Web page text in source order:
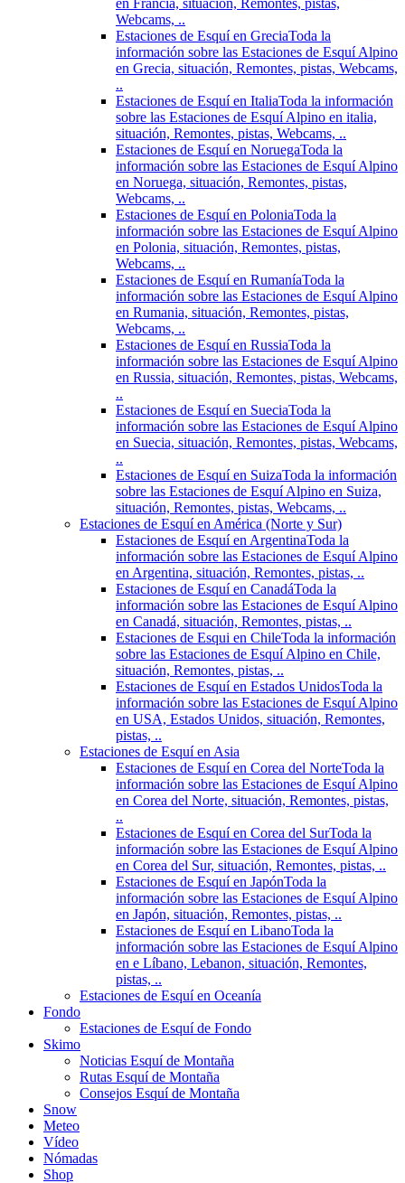
en Francia, situación, Remontes, pistas,
Webcams, ..
Estaciones de Esquí en GreciaToda la
información sobre las Estaciones de Esquí Alpino
en Grecia, situación, Remontes, pistas, Webcams,
..
Estaciones de Esquí en ItaliaToda la información
sobre las Estaciones de Esquí Alpino en italia,
situación, Remontes, pistas, Webcams, ..
Estaciones de Esquí en NoruegaToda la
información sobre las Estaciones de Esquí Alpino
en Noruega, situación, Remontes, pistas,
Webcams, ..
Estaciones de Esquí en PoloniaToda la
información sobre las Estaciones de Esquí Alpino
en Polonia, situación, Remontes, pistas,
Webcams, ..
Estaciones de Esquí en RumaníaToda la
información sobre las Estaciones de Esquí Alpino
en Rumania, situación, Remontes, pistas,
Webcams, ..
Estaciones de Esquí en RussiaToda la
información sobre las Estaciones de Esquí Alpino
en Russia, situación, Remontes, pistas, Webcams,
..
Estaciones de Esquí en SueciaToda la
información sobre las Estaciones de Esquí Alpino
en Suecia, situación, Remontes, pistas, Webcams,
..
Estaciones de Esquí en SuizaToda la información
sobre las Estaciones de Esquí Alpino en Suiza,
situación, Remontes, pistas, Webcams, ..
Estaciones de Esquí en América (Norte y Sur)
Estaciones de Esquí en ArgentinaToda la
información sobre las Estaciones de Esquí Alpino
en Argentina, situación, Remontes, pistas, ..
Estaciones de Esquí en CanadáToda la
información sobre las Estaciones de Esquí Alpino
en Canadá, situación, Remontes, pistas, ..
Estaciones de Esqui en ChileToda la información
sobre las Estaciones de Esquí Alpino en Chile,
situación, Remontes, pistas, ..
Estaciones de Esquí en Estados UnidosToda la
información sobre las Estaciones de Esquí Alpino
en USA, Estados Unidos, situación, Remontes,
pistas, ..
Estaciones de Esquí en Asia
Estaciones de Esquí en Corea del NorteToda la
información sobre las Estaciones de Esquí Alpino
en Corea del Norte, situación, Remontes, pistas,
..
Estaciones de Esquí en Corea del SurToda la
información sobre las Estaciones de Esquí Alpino
en Corea del Sur, situación, Remontes, pistas, ..
Estaciones de Esquí en JapónToda la
información sobre las Estaciones de Esquí Alpino
en Japón, situación, Remontes, pistas, ..
Estaciones de Esquí en LibanoToda la
información sobre las Estaciones de Esquí Alpino
en e Líbano, Lebanon, situación, Remontes,
pistas, ..
Estaciones de Esquí en Oceanía
Fondo
Estaciones de Esquí de Fondo
Skimo
Noticias Esquí de Montaña
Rutas Esquí de Montaña
Consejos Esquí de Montaña
Snow
Meteo
Vídeo
Nómadas
Shop